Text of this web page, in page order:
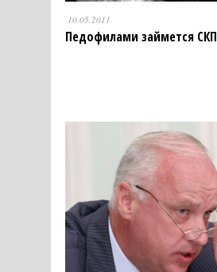
10.05.2011
Педофилами займется СКП